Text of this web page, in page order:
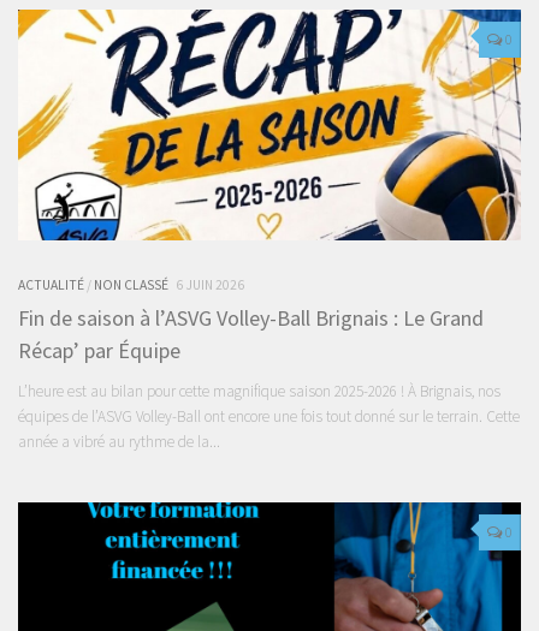
0
ACTUALITÉ / NON CLASSÉ 6 JUIN 2026
Fin de saison à l’ASVG Volley-Ball Brignais : Le Grand
Récap’ par Équipe
L’heure est au bilan pour cette magnifique saison 2025-2026 ! À Brignais, nos
équipes de l’ASVG Volley-Ball ont encore une fois tout donné sur le terrain. Cette
année a vibré au rythme de la...
0